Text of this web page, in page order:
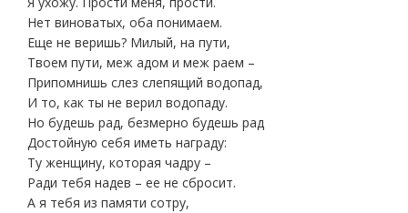
Нет виноватых, оба понимаем.
Еще не веришь? Милый, на пути,
Твоем пути, меж адом и меж раем –
Припомнишь слез слепящий водопад,
И то, как ты не верил водопаду.
Но будешь рад, безмерно будешь рад
Достойную себя иметь награду:
Ту женщину, которая чадру –
Ради тебя надев – ее не сбросит.
А я тебя из памяти сотру,